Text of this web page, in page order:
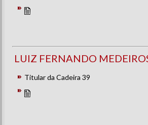
LUIZ FERNANDO
Titular da Cadeira 39